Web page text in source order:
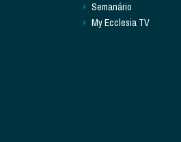
Semanário
My Ecclesia TV